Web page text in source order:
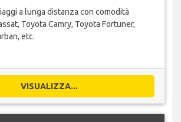
a lunga distanza con comodità
Toyota Camry, Toyota Fortuner,
etc.
VISUALIZZA...